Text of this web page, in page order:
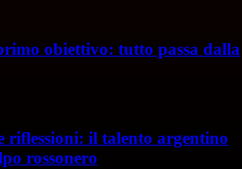
obiettivo: tutto passa dalla
riflessioni: il talento argentino
rossonero